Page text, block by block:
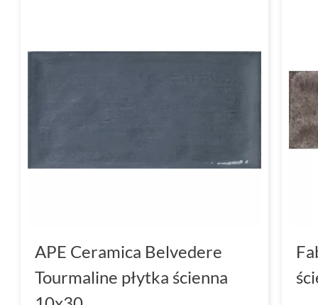
APE Ceramica Belvedere
Tourmaline płytka ścienna